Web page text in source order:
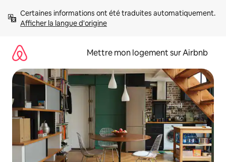
directement
Afficher la langue d'origine
Mettre mon logement sur Airbnb